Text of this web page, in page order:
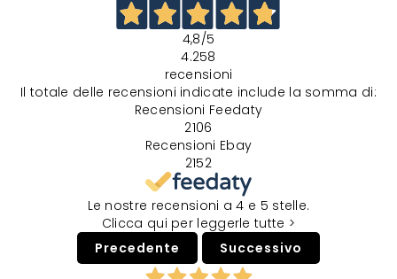
4,8/5
4.258
recensioni
Il totale delle recensioni indicate include la somma di:
Recensioni Feedaty
2106
Recensioni Ebay
2152
Le nostre recensioni a 4 e 5 stelle.
Clicca qui per leggerle tutte >
Precedente
Successivo